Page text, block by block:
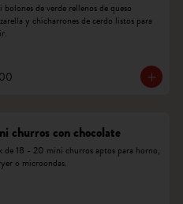
bolones de verde rellenos de queso
y chicharrones de cerdo listos para
churros con chocolate
de 18 - 20 mini churros aptos para horno,
o microondas.